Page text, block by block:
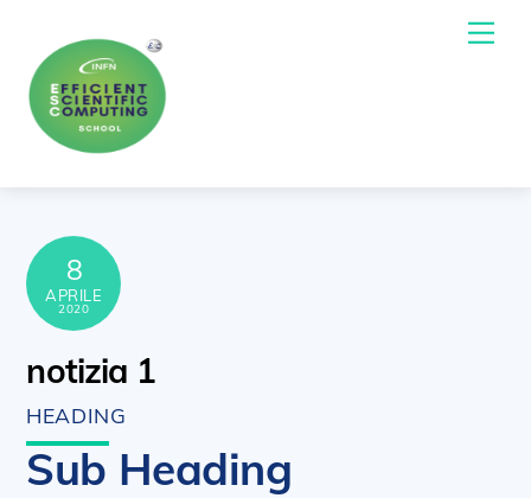
content
8
APRILE
2020
notizia 1
HEADING
Sub Heading